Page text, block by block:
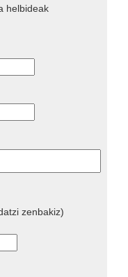
helbideak
zenbakiz)